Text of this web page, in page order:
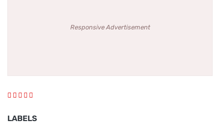
Responsive Advertisement
LABELS